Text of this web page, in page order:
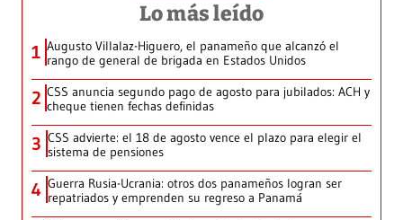
Lo más leído
1 Augusto Villalaz-Higuero, el panameño que alcanzó el
rango de general de brigada en Estados Unidos
2 CSS anuncia segundo pago de agosto para jubilados: ACH y
cheque tienen fechas definidas
3 CSS advierte: el 18 de agosto vence el plazo para elegir el
sistema de pensiones
4 Guerra Rusia-Ucrania: otros dos panameños logran ser
repatriados y emprenden su regreso a Panamá